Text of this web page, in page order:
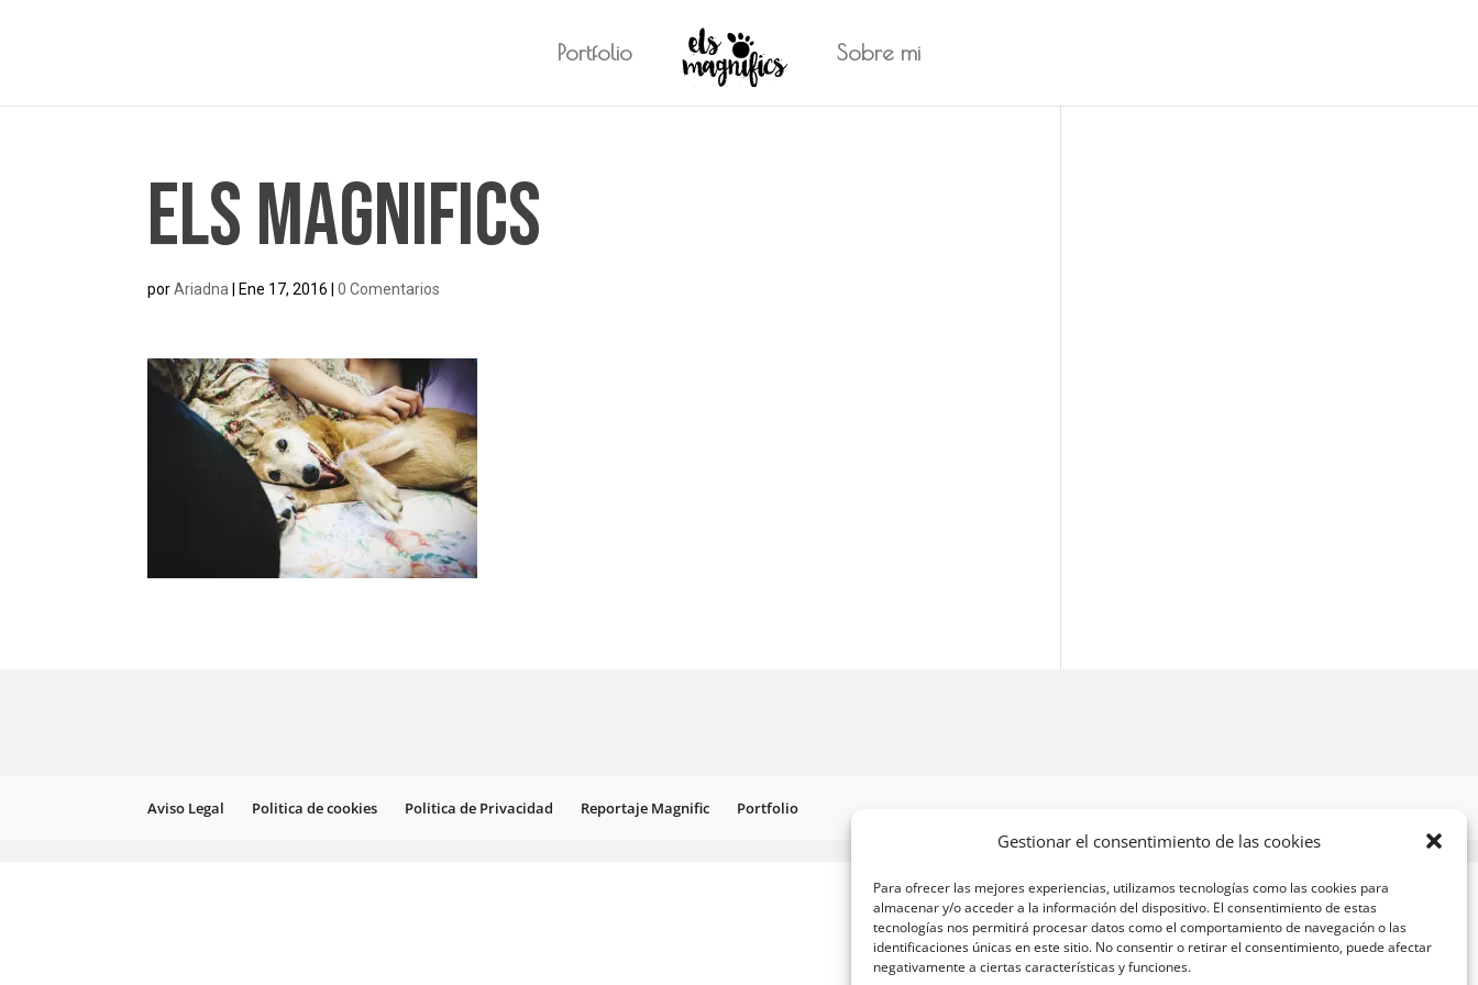
Gestionar el consentimiento de las cookies
Para ofrecer las mejores experiencias, utilizamos tecnologías como las cookies para
almacenar y/o acceder a la información del dispositivo. El consentimiento de estas
tecnologías nos permitirá procesar datos como el comportamiento de navegación o las
identificaciones únicas en este sitio. No consentir o retirar el consentimiento, puede afectar
negativamente a ciertas características y funciones.
Portfolio Sobre mi
Els Magnifics
porAriadna Ene 17, 2016 |0 Comentarios
Aviso Legal Politica de cookies Politica de Privacidad Reportaje Magnific Portfolio